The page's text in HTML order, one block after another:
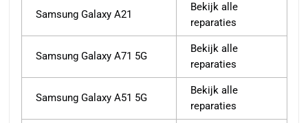
Samsung Galaxy A21
Bekijk alle
reparaties
Samsung Galaxy A71 5G
Bekijk alle
reparaties
Samsung Galaxy A51 5G
Bekijk alle
reparaties